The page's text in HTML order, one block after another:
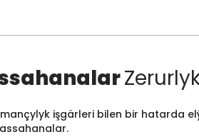
işgärleri bilen bir hatarda